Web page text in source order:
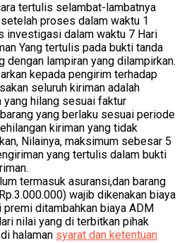
tertulis selambat-lambatnya
proses dalam waktu 1
investigasi dalam waktu 7 Hari
Yang tertulis pada bukti tanda
dengan lampiran yang dilampirkan.
kepada pengirim terhadap
seluruh kiriman adalah
hilang sesuai faktur
yang berlaku sesuai periode
kiriman yang tidak
Nilainya, maksimum sebesar 5
yang tertulis dalam bukti
termasuk asuransi,dan barang
wajib dikenakan biaya
ditambahkan biaya ADM
nilai yang di terbitkan pihak
halaman syarat dan ketentuan